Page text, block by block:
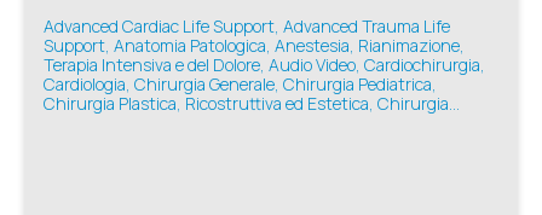
Advanced Cardiac Life Support, Advanced Trauma Life
Support, Anatomia Patologica, Anestesia, Rianimazione,
Terapia Intensiva e del Dolore, Audio Video, Cardiochirurgia,
Cardiologia, Chirurgia Generale, Chirurgia Pediatrica,
Chirurgia Plastica, Ricostruttiva ed Estetica, Chirurgia